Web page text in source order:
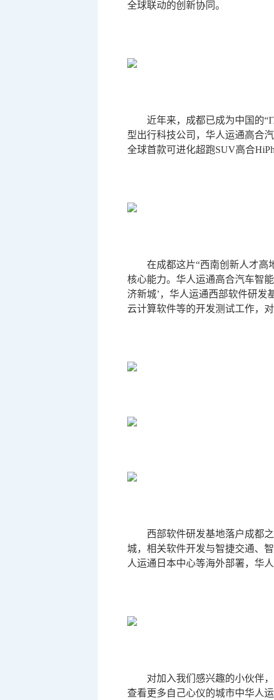
全球联动的创新协同。
近年来，成都已成为中国的
型出行科技公司，华人运通高合
全球首款可进化超跑SUV高合
在成都这片“西南创新人才高
核心能力。华人运通高合汽车智
济新城’，华人运通西部软件研
云计算软件等的开发测试工作，
西部软件研发基地落户成都
城，相关软件开发与智捷交通、
人运通日本中心等海外部署，华
对加入我们感兴趣的小伙伴
查看更多自己心仪的城市中华人